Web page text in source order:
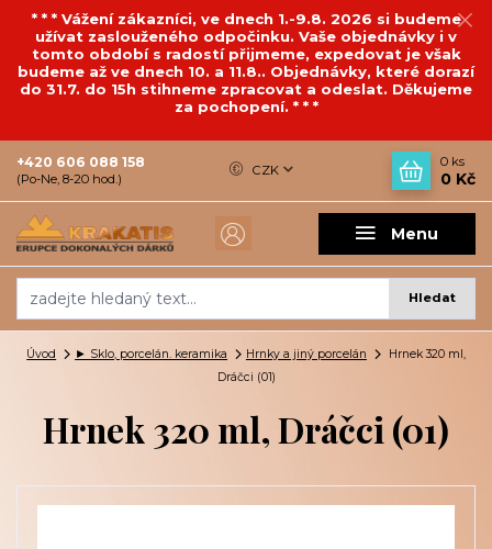
* * * Vážení zákazníci, ve dnech 1.-9.8. 2026 si budeme
užívat zaslouženého odpočinku. Vaše objednávky i v
tomto období s radostí přijmeme, expedovat je však
budeme až ve dnech 10. a 11.8.. Objednávky, které dorazí
do 31.7. do 15h stihneme zpracovat a odeslat. Děkujeme
za pochopení. * * *
Menu
CZK
Hledat
+420 606 088 158
(Po-Ne, 8-20 hod.)
0 ks
0 Kč
Úvod ► Sklo, porcelán. keramika Hrnky a jiný porcelán
Hrnek 320 ml,
Dráčci (01)
Hrnek 320 ml, Dráčci (01)